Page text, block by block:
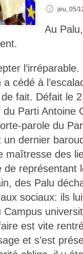
jeu, 05/
Au
cédé à
fait. Défait le
Parti Antoine
parole du
dernier
maîtresse des
de représentant
des Palu
sociaux: ils
Campus
est vite
et s’est